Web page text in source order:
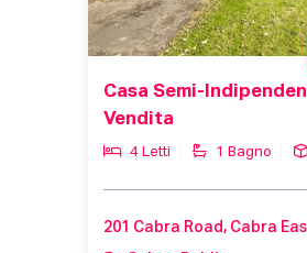
Casa Semi-
Vendita
4 Letti 1 Bagno